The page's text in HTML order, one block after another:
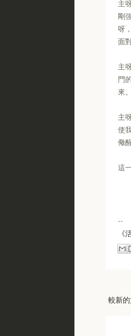
主
剛
呀
面
主
門
來。
主
使
儆
這
--
《
較新